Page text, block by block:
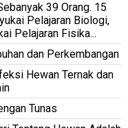
39 Orang. 15
Pelajaran Biologi,
Pelajaran Fisika...
dan Perkembangan
Hewan Ternak dan
Tunas